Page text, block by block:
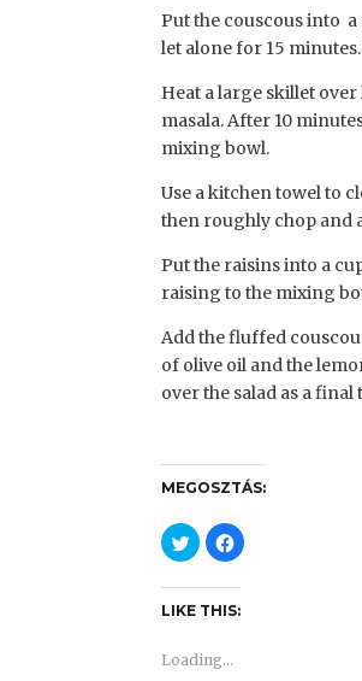
Put the couscous into
let alone for 15
Heat a large skillet
masala. After 10
mixing bowl.
Use a kitchen towel to
then roughly chop and
Put the raisins into a
raising to the mixing
Add the fluffed
of olive oil and the
over the salad as a final
MEGOSZTÁS:
C
l
t
h
a
C
l
t
LIKE THIS:
Loading...